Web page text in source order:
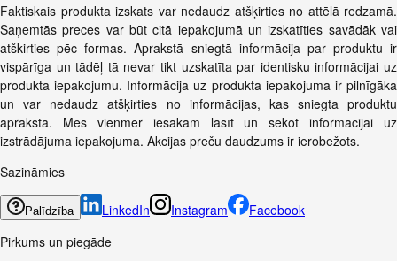
Faktiskais produkta izskats var nedaudz atšķirties no attēlā redzamā.
Saņemtās preces var būt citā iepakojumā un izskatīties savādāk vai
atškirties pēc formas. Aprakstā sniegtā informācija par produktu ir
vispārīga un tādēļ tā nevar tikt uzskatīta par identisku informācijai uz
produkta iepakojumu. Informācija uz produkta iepakojuma ir pilnīgāka
un var nedaudz atšķirties no informācijas, kas sniegta produktu
aprakstā. Mēs vienmēr iesakām lasīt un sekot informācijai uz
izstrādājuma iepakojuma. Akcijas preču daudzums ir ierobežots.
Sazināmies
Palīdzība LinkedIn Instagram
Facebook
Pirkums un piegāde